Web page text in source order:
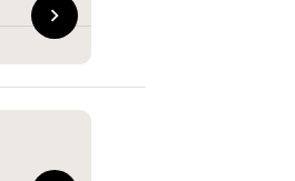
chevron_right